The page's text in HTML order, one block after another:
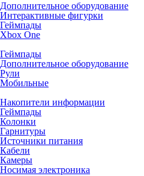
Дополнительное оборудование
Интерактивные фигурки
Геймпады
Xbox One
Геймпады
Дополнительное оборудование
Рули
Мобильные
Накопители информации
Геймпады
Колонки
Гарнитуры
Источники питания
Кабели
Камеры
Носимая электроника